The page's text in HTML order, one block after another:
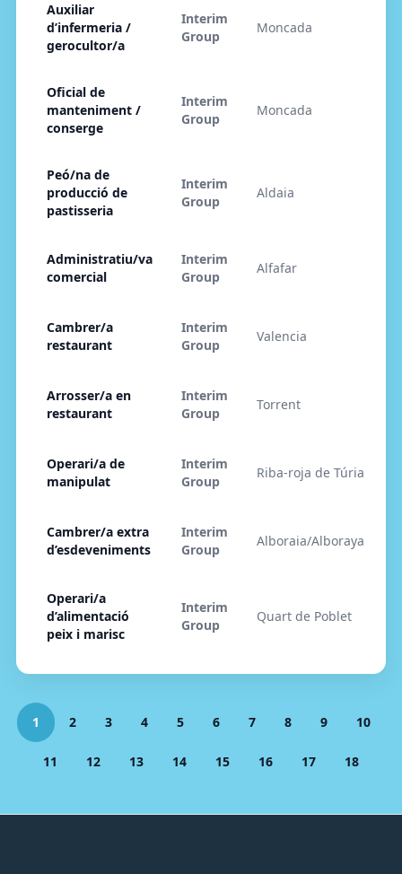
Auxiliar
d’infermeria /
gerocultor/a
Interim
Group
Moncada
Oficial de
manteniment /
conserge
Interim
Group
Moncada
Peó/na de
producció de
pastisseria
Interim
Group
Aldaia
Administratiu/va
comercial
Interim
Group
Alfafar
Cambrer/a
restaurant
Interim
Group
Valencia
Arrosser/a en
restaurant
Interim
Group
Torrent
Operari/a de
manipulat
Interim
Group
Riba-roja de Túria
Cambrer/a extra
d’esdeveniments
Interim
Group
Alboraia/Alboraya
Operari/a
d’alimentació
peix i marisc
Interim
Group
Quart de Poblet
1 2 3 4 5 6 7 8 9 10
11 12 13 14 15 16 17 18